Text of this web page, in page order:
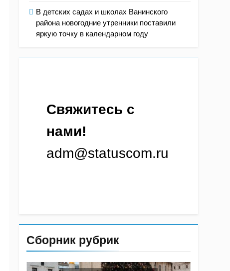
В детских садах и школах Ванинского
района новогодние утренники поставили
яркую точку в календарном году
Свяжитесь с
нами!
adm@statuscom.ru
Сборник рубрик